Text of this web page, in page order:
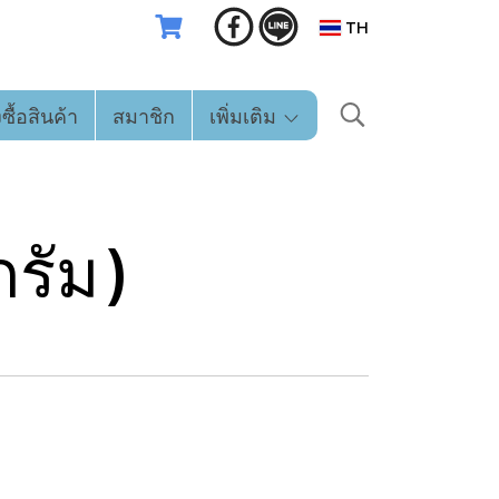
TH
อสินค้า สมาชิก เพิ่มเติม
รัม)